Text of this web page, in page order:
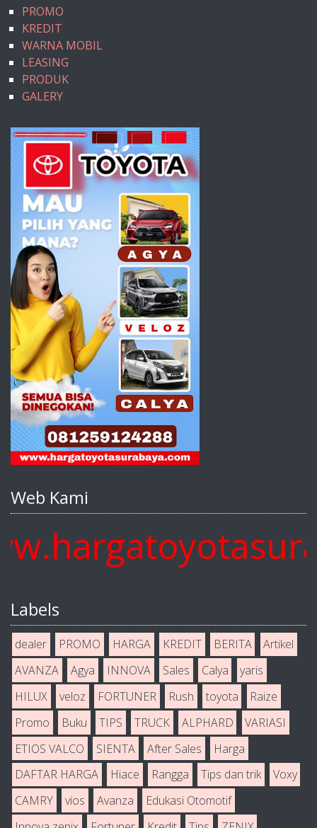
PROMO
KREDIT
WARNA MOBIL
LEASING
PRODUK
GALERY
Web Kami
Labels
dealer PROMO HARGA KREDIT BERITA
Artikel
AVANZA
Agya INNOVA Sales Calya
yaris
HILUX
veloz FORTUNER Rush toyota
Raize
Promo
Buku TIPS TRUCK ALPHARD
VARIASI
ETIOS VALCO
SIENTA After Sales
Harga
DAFTAR HARGA
Hiace Rangga Tips dan trik
Voxy
CAMRY
vios Avanza
Edukasi Otomotif